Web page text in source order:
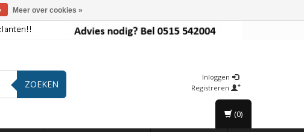
ZOEKEN
Inloggen
Registreren
(0)
Meer over cookies »